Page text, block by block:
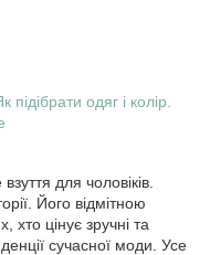
одяг і колір.
для чоловіків.
Його відмітною
хто цінує зручні та
сучасної моди. Усе